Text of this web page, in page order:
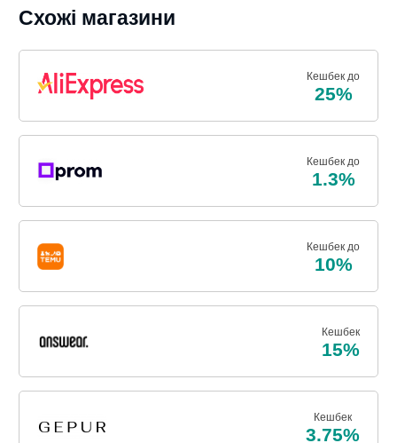
Схожі магазини
Кешбек до
25%
Кешбек до
1.3%
Кешбек до
10%
Кешбек
15%
Кешбек
3.75%